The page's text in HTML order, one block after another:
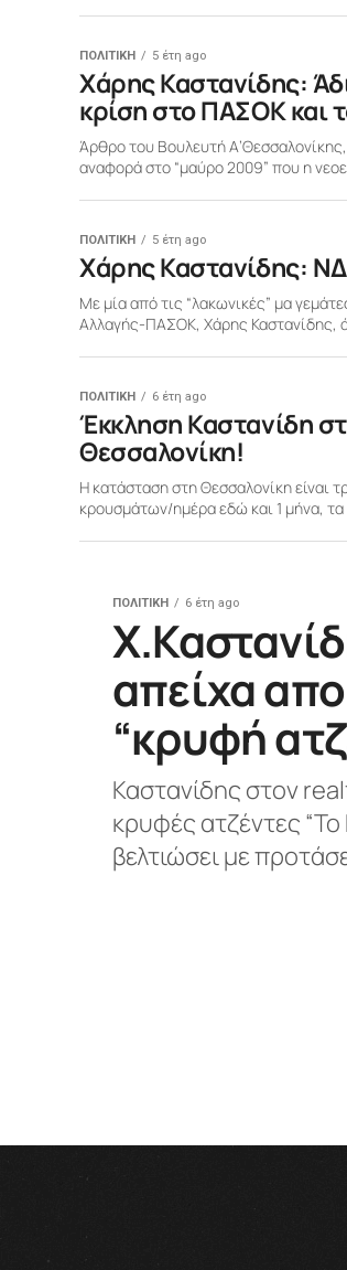
ΠΟΛΙΤΙΚΗ 5 έτη ago
Xάρης Καστανίδης:
κρίση στο ΠΑΣΟΚ και
Άρθρο του Βουλευτή
αναφορά στο “μαύρο 2009” που η
ΠΟΛΙΤΙΚΗ 5 έτη ago
Xάρης Καστανίδης:
Με μία από τις “λακωνικές” μα
Αλλαγής-ΠΑΣΟΚ, Χάρης Καστανίδης,
ΠΟΛΙΤΙΚΗ 6 έτη ago
Έκκληση Καστανίδη
Θεσσαλονίκη!
Η κατάσταση στη Θεσσαλονίκη είναι
κρουσμάτων/ημέρα εδώ και 1 μήνα,
ΠΟΛΙΤΙΚΗ 6 έτη ago
απείχα
“κρυφή
Καστανίδης στον
κρυφές ατζέντες
βελτιώσει με